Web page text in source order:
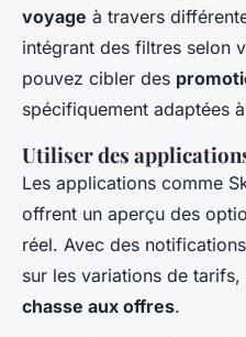
voyage à travers
intégrant des filtres selon
pouvez cibler des
spécifiquement adaptées
Utiliser des
Les applications comme
offrent un aperçu des
réel. Avec des
sur les variations de
chasse aux offres.